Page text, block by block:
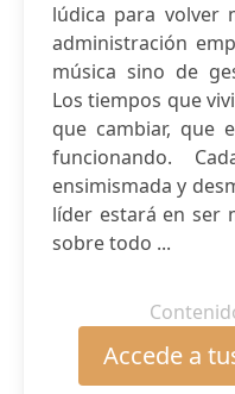
lúdica para volver
administración
música sino de
Los tiempos que
que cambiar, que
funcionando.
ensimismada y
líder estará en ser
sobre todo ...
Accede a